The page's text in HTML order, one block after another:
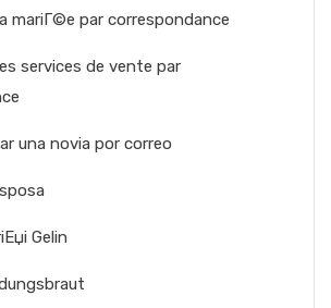
mariГ©e par correspondance
services de vente par
una novia por correo
Gelin